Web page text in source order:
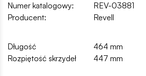
Numer katalogowy:
REV-03881
Producent:
Revell
Długość
464 mm
Rozpiętość skrzydeł
447 mm